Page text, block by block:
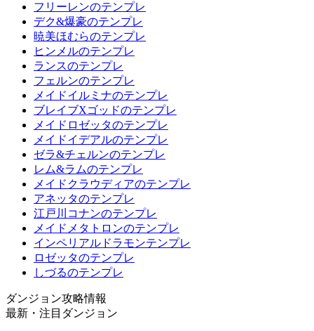
フリーレンのテンプレ
デク&爆豪のテンプレ
暁美ほむらのテンプレ
ヒンメルのテンプレ
ランスのテンプレ
フェルンのテンプレ
メイドイルミナのテンプレ
ブレイブXゴッドのテンプレ
メイドロゼッタのテンプレ
メイドイデアルのテンプレ
ゼラ&チェルンのテンプレ
レム&ラムのテンプレ
メイドクラウディアのテンプレ
アネッタのテンプレ
江戸川コナンのテンプレ
メイドメタトロンのテンプレ
インペリアルドラモンテンプレ
ロゼッタのテンプレ
しづるのテンプレ
ダンジョン攻略情報
最新・注目ダンジョン